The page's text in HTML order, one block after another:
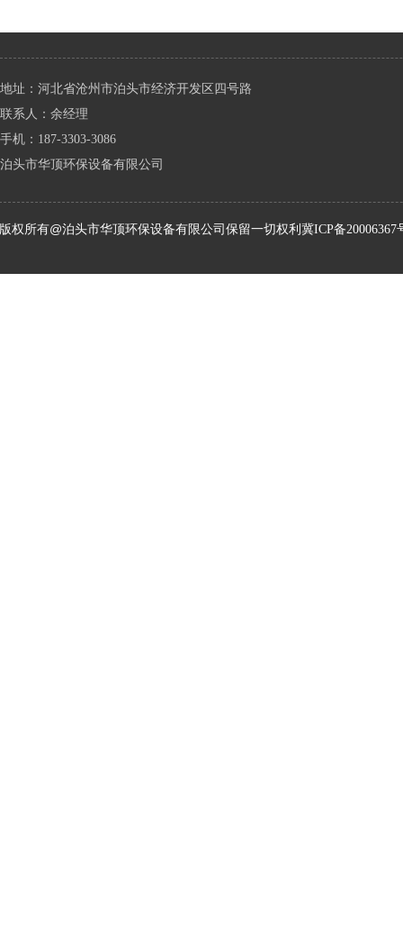
地址：河北省沧州市泊头市经济开发区四号路
联系人：余经理
手机：187-3303-3086
泊头市华顶环保设备有限公司
版权所有@泊头市华顶环保设备有限公司保留一切权利 冀ICP备20006367